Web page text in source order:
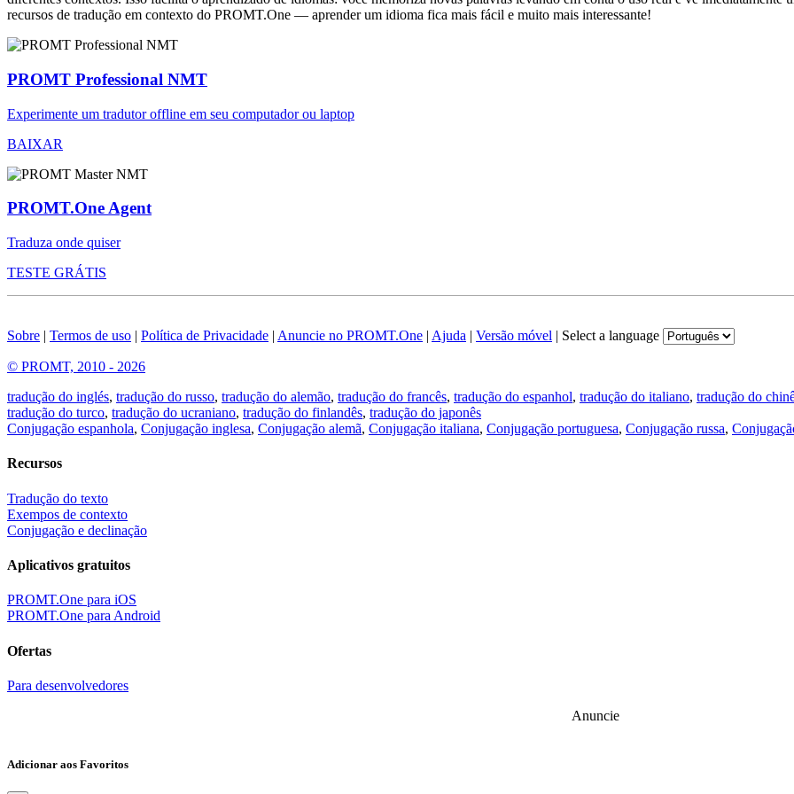
recursos de tradução em contexto do PROMT.One — aprender um idioma fica mais fácil e muito mais interessante!
PROMT Professional NMT
Experimente um tradutor offline em seu computador ou laptop
BAIXAR
PROMT.One Agent
Traduza onde quiser
TESTE GRÁTIS
Sobre | Termos de uso | Política de Privacidade | Anuncie no PROMT.One | Ajuda | Versão móvel | Select a language
© PROMT, 2010 - 2026
tradução do inglés, tradução do russo, tradução do alemão, tradução do francês, tradução do espanhol, tradução do italiano, tradução do
tradução do turco, tradução do ucraniano, tradução do finlandês, tradução do japonês
Conjugação espanhola, Conjugação inglesa, Conjugação alemã, Conjugação italiana, Conjugação portuguesa, Conjugação russa,
Recursos
Tradução do texto
Exempos de contexto
Conjugação e declinação
Aplicativos gratuitos
PROMT.One para iOS
PROMT.One para Android
Ofertas
Para desenvolvedores
Anuncie
Adicionar aos Favoritos